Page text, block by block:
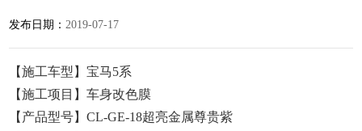
发布日期： 2019-07-17
【施工车型】宝马5系
【施工项目】车身改色膜
【产品型号】CL-GE-18超亮金属尊贵紫